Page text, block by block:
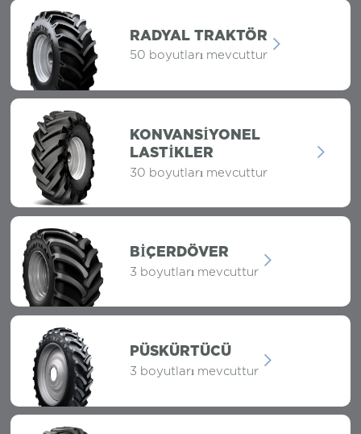
RADYAL TRAKTÖR
50 boyutları mevcuttur
KONVANSIYONEL
LASTIKLER
30 boyutları mevcuttur
BIÇERDÖVER
3 boyutları mevcuttur
PÜSKÜRTÜCÜ
3 boyutları mevcuttur